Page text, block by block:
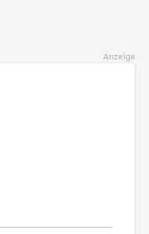
Anzeige